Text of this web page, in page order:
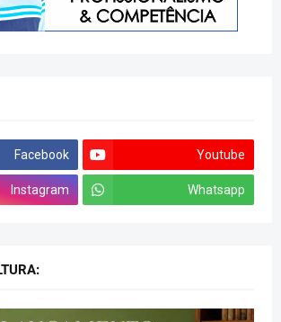
Facebook Youtube
Instagram Whatsapp